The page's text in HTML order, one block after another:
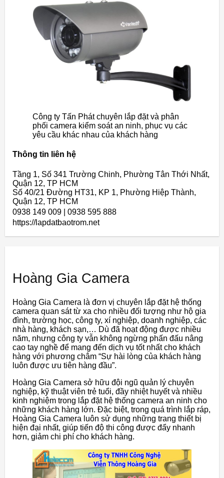
Công ty Tấn Phát chuyên lắp đặt và phân
phối camera kiểm soát an ninh, phục vụ các
yêu cầu khác nhau của khách hàng
Thông tin liên hệ
Tầng 1, Số 341 Trường Chinh, Phường Tân Thới Nhất,
Quận 12, TP HCM
Số 40/21 Đường HT31, KP 1, Phường Hiệp Thành,
Quận 12, TP HCM
0938 149 009 | 0938 595 888
https://lapdatbaotrom.net
Hoàng Gia Camera
Hoàng Gia Camera là đơn vị chuyên lắp đặt hệ thống
camera quan sát từ xa cho nhiều đối tượng như hộ gia
đình, trường học, công ty, xí nghiệp, doanh nghiệp, các
nhà hàng, khách sạn,… Dù đã hoạt động được nhiều
năm, nhưng công ty vẫn không ngừng phấn đấu nâng
cao tay nghề để mang đến dịch vụ tốt nhất cho khách
hàng với phương châm “Sự hài lòng của khách hàng
luôn được ưu tiên hàng đầu”.
Hoàng Gia Camera sở hữu đội ngũ quản lý chuyên
nghiệp, kỹ thuật viên trẻ tuổi, đầy nhiệt huyết và nhiều
kinh nghiệm trong lắp đặt hệ thống camera an ninh cho
những khách hàng lớn. Đặc biệt, trong quá trình lắp ráp,
Hoàng Gia Camera luôn sử dụng những trang thiết bị
hiện đại nhất, giúp tiến độ thi công được đẩy nhanh
hơn, giảm chi phí cho khách hàng.